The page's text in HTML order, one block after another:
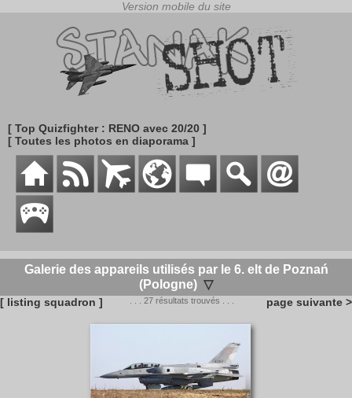
[ Top Quizfighter : RENO avec 20/20 ]
[ Toutes les photos en diaporama ]
Galerie des appareils utilisés par le 6. elt de Poznań
(Pologne) ▽
[ listing squadron ] . . . 27 résultats trouvés . . . page suivante >